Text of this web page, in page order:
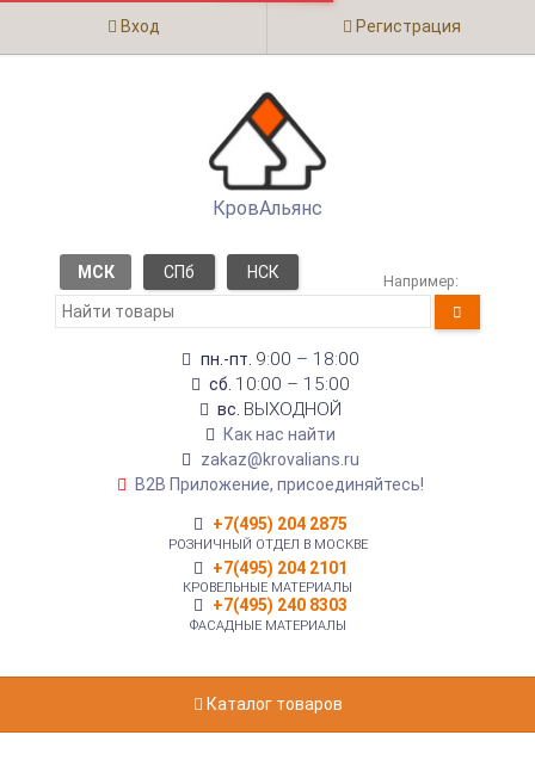
Вход Регистрация
КровАльянс
МСК СПб НСК Например:
пн.-пт. 9:00 – 18:00
сб. 10:00 – 15:00
вс. ВЫХОДНОЙ
Как нас найти
zakaz@krovalians.ru
B2B Приложение, присоединяйтесь!
+7(495) 204 2875
РОЗНИЧНЫЙ ОТДЕЛ В МОСКВЕ
+7(495) 204 2101
КРОВЕЛЬНЫЕ МАТЕРИАЛЫ
+7(495) 240 8303
ФАСАДНЫЕ МАТЕРИАЛЫ
Каталог товаров